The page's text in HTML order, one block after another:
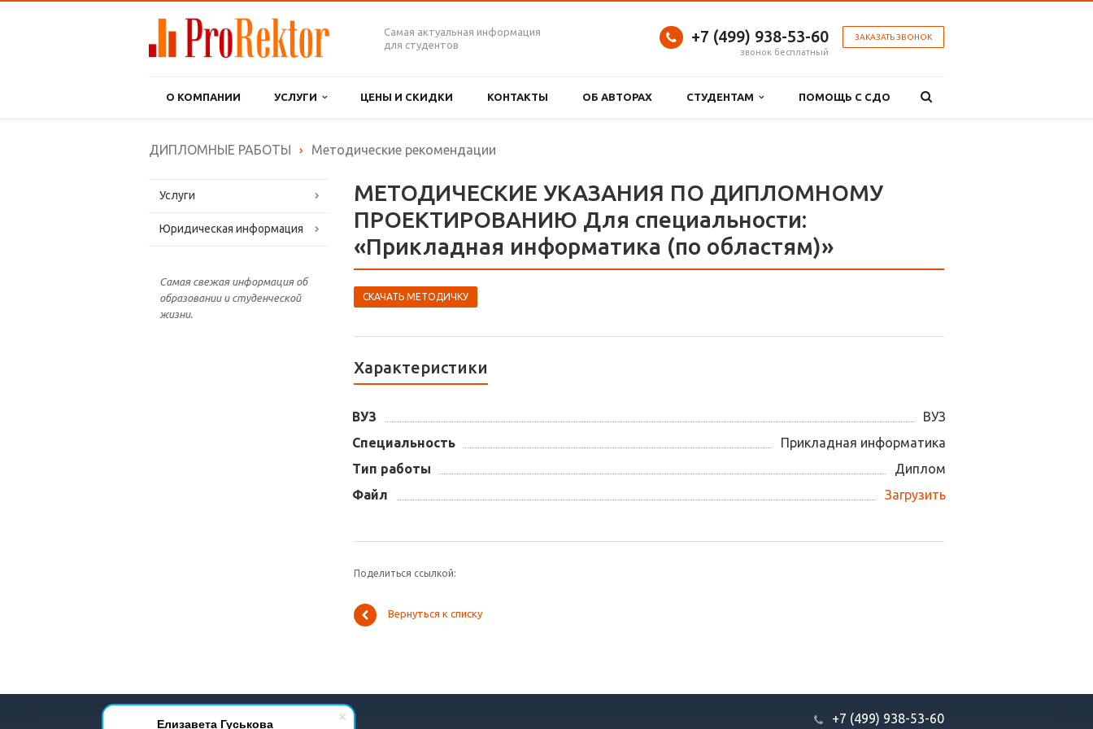
Елизавета Гуськова
Самая актуальная информация
для студентов
ЗАКАЗАТЬ ЗВОНОК
+7 (499) 938-53-60
звонок бесплатный
О КОМПАНИИ УСЛУГИ ЦЕНЫ И СКИДКИ КОНТАКТЫ ОБ АВТОРАХ СТУДЕНТАМ ПОМОЩЬ С СДО
ДИПЛОМНЫЕ РАБОТЫ Методические рекомендации
Услуги
Юридическая информация
Самая свежая информация об
образовании и студенческой
жизни.
МЕТОДИЧЕСКИЕ УКАЗАНИЯ ПО ДИПЛОМНОМУ
ПРОЕКТИРОВАНИЮ Для специальности:
«Прикладная информатика (по областям)»
СКАЧАТЬ МЕТОДИЧКУ
Характеристики
ВУЗ
ВУЗ
Специальность
Прикладная информатика
Тип работы
Диплом
Файл
Загрузить
Поделиться ссылкой:
Вернуться к списку
© 2001-2026 Все права защищены.
+7 (499) 938-53-60